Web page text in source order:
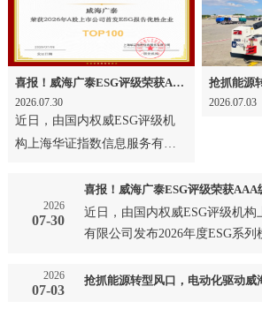
喜报！威海广泰ESG评级荣获AAA级 可持续发展实力获权威认可
2026.07.30
近日，由国内权威ESG评级机
构上海华证指数信息服务有限
单及评级结果，威海广泰成
功…
2026.07.03
2026
07-30
近日，由国内权威ESG评级机构
有限公司发布2026年度ESG系
2026
07-03
抢抓能源转型风口，电动化驱动威